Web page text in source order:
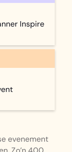
Inspire
evenement